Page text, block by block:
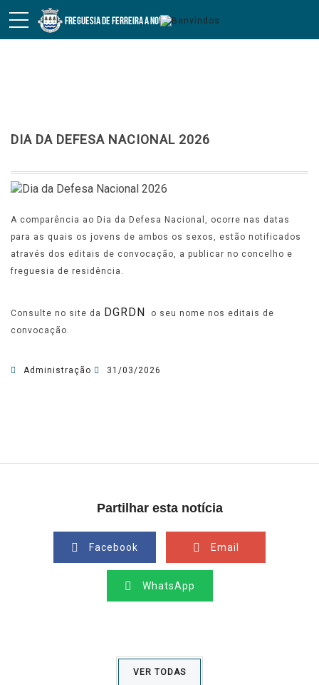
DIA DA DEFESA NACIONAL 2026
A comparência ao Dia da Defesa Nacional, ocorre nas datas
para as quais os jovens de ambos os sexos, estão notificados
através dos editais de convocação, a publicar no concelho e
freguesia de residência.
Consulte no site da DGRDN o seu nome nos editais de
convocação.
Administração 31/03/2026
Partilhar esta notícia
Facebook Email
WhatsApp
VER TODAS